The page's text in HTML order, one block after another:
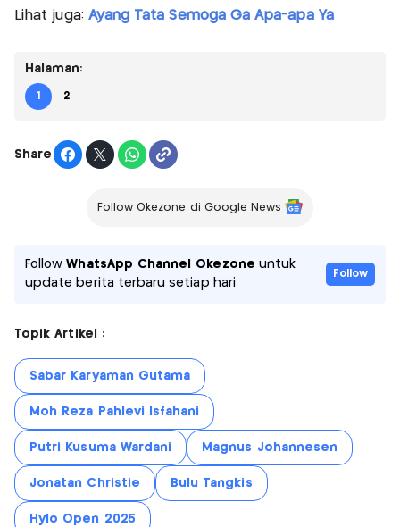
Lihat juga: Ayang Tata Semoga Ga Apa-apa Ya
Halaman:
1 2
Share
Follow Okezone di Google News
FollowWhatsApp Channel Okezone untuk
update berita terbaru setiap hari
Follow
Topik Artikel :
Sabar Karyaman Gutama
Moh Reza Pahlevi Isfahani
Putri Kusuma Wardani Magnus Johannesen
Jonatan Christie Bulu Tangkis
Hylo Open 2025